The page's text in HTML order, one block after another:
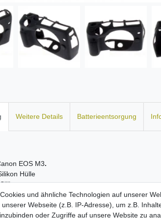
Weitere Details Batterieentsorgung
EOS M3.
Hülle
verarbeitetund ähnliche Technologien auf unserer
Webseite (z.B. IP-Adresse), um z.B.
oder Zugriffe auf unsere Website zu